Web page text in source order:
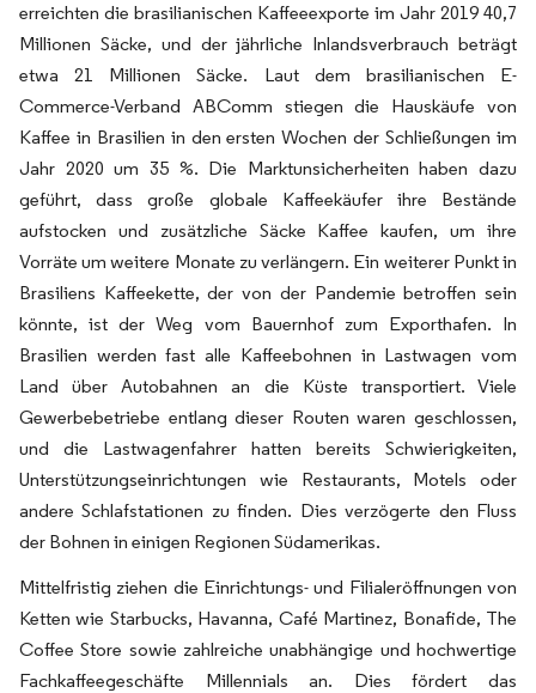
erreichten die brasilianischen Kaffeeexporte im Jahr 2019 40,7
Millionen Säcke, und der jährliche Inlandsverbrauch beträgt
etwa 21 Millionen Säcke. Laut dem brasilianischen E-
Commerce-Verband ABComm stiegen die Hauskäufe von
Kaffee in Brasilien in den ersten Wochen der Schließungen im
Jahr 2020 um 35 %. Die Marktunsicherheiten haben dazu
geführt, dass große globale Kaffeekäufer ihre Bestände
aufstocken und zusätzliche Säcke Kaffee kaufen, um ihre
Vorräte um weitere Monate zu verlängern. Ein weiterer Punkt in
Brasiliens Kaffeekette, der von der Pandemie betroffen sein
könnte, ist der Weg vom Bauernhof zum Exporthafen. In
Brasilien werden fast alle Kaffeebohnen in Lastwagen vom
Land über Autobahnen an die Küste transportiert. Viele
Gewerbebetriebe entlang dieser Routen waren geschlossen,
und die Lastwagenfahrer hatten bereits Schwierigkeiten,
Unterstützungseinrichtungen wie Restaurants, Motels oder
andere Schlafstationen zu finden. Dies verzögerte den Fluss
der Bohnen in einigen Regionen Südamerikas.
Mittelfristig ziehen die Einrichtungs- und Filialeröffnungen von
Ketten wie Starbucks, Havanna, Café Martinez, Bonafide, The
Coffee Store sowie zahlreiche unabhängige und hochwertige
Fachkaffeegeschäfte Millennials an. Dies fördert das